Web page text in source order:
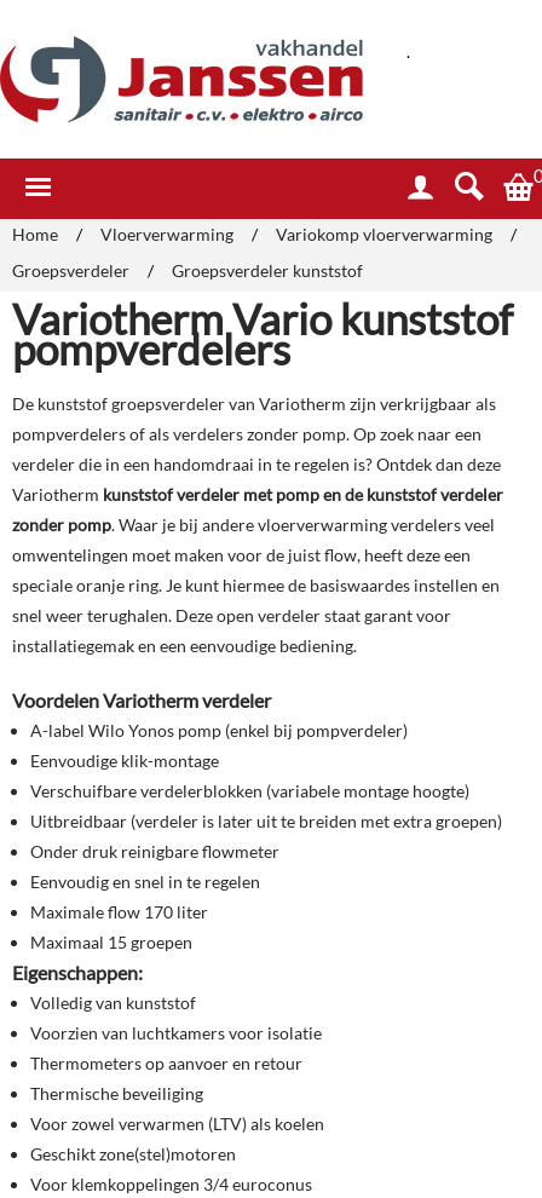
.
Home / Vloerverwarming / Variokomp vloerverwarming
/
Groepsverdeler
/ Groepsverdeler kunststof
Variotherm Vario kunststof
pompverdelers
De kunststof groepsverdeler van Variotherm zijn verkrijgbaar als
pompverdelers of als verdelers zonder pomp. Op zoek naar een
verdeler die in een handomdraai in te regelen is? Ontdek dan deze
Variotherm kunststof verdeler met pomp en de kunststof verdeler
zonder pomp. Waar je bij andere vloerverwarming verdelers veel
omwentelingen moet maken voor de juist flow, heeft deze een
speciale oranje ring. Je kunt hiermee de basiswaardes instellen en
snel weer terughalen. Deze open verdeler staat garant voor
installatiegemak en een eenvoudige bediening.
Voordelen Variotherm verdeler
A-label Wilo Yonos pomp (enkel bij pompverdeler)
Eenvoudige klik-montage
Verschuifbare verdelerblokken (variabele montage hoogte)
Uitbreidbaar (verdeler is later uit te breiden met extra groepen)
Onder druk reinigbare flowmeter
Eenvoudig en snel in te regelen
Maximale flow 170 liter
Maximaal 15 groepen
Eigenschappen:
Volledig van kunststof
Voorzien van luchtkamers voor isolatie
Thermometers op aanvoer en retour
Thermische beveiliging
Voor zowel verwarmen (LTV) als koelen
Geschikt zone(stel)motoren
Voor klemkoppelingen 3/4 euroconus